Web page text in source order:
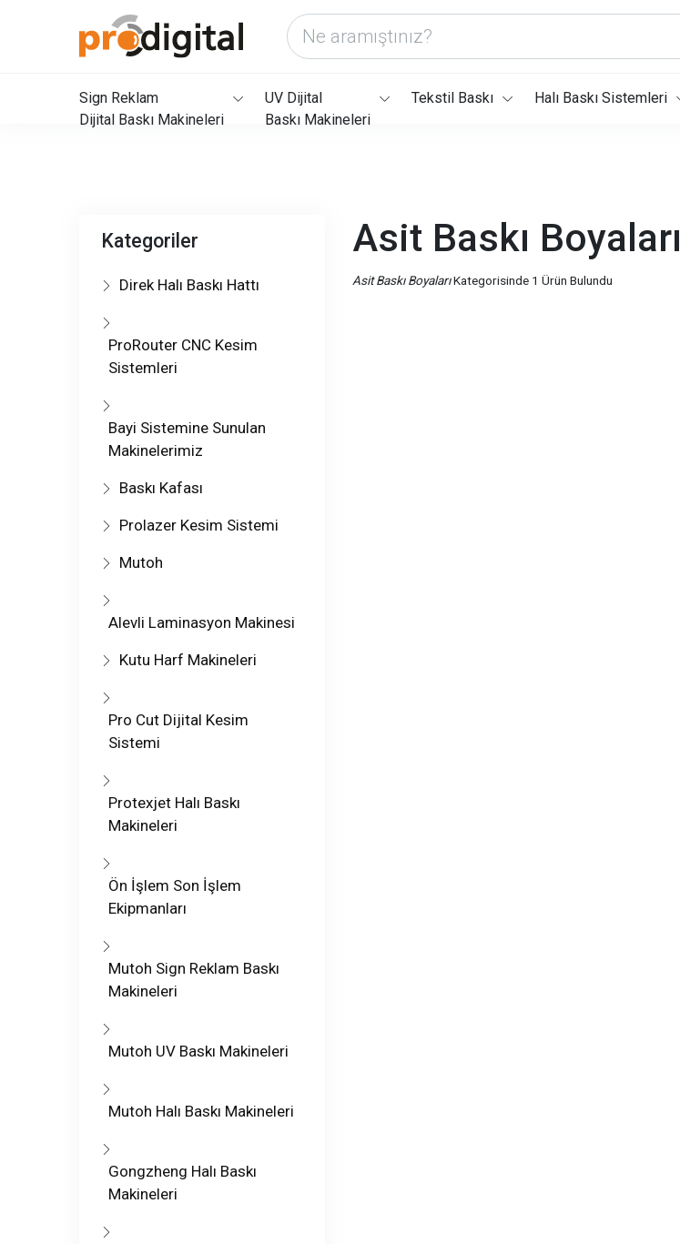
Sign Reklam
Dijital Baskı Makineleri
UV Dijital
Baskı Makineleri
Tekstil Baskı Halı Baskı Sistemleri
Kategoriler
Direk Halı Baskı Hattı
ProRouter CNC Kesim
Sistemleri
Bayi Sistemine Sunulan
Makinelerimiz
Baskı Kafası
Prolazer Kesim Sistemi
Mutoh
Alevli Laminasyon Makinesi
Kutu Harf Makineleri
Pro Cut Dijital Kesim
Sistemi
Protexjet Halı Baskı
Makineleri
Ön İşlem Son İşlem
Ekipmanları
Mutoh Sign Reklam Baskı
Makineleri
Mutoh UV Baskı Makineleri
Mutoh Halı Baskı Makineleri
Gongzheng Halı Baskı
Makineleri
Asit Baskı Boyaları
Asit Baskı BoyalarıKategorisinde 1 Ürün Bulundu